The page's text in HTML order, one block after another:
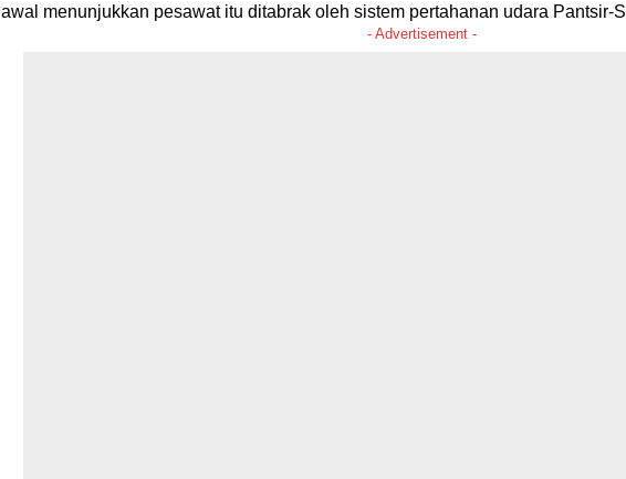
awal menunjukkan pesawat itu ditabrak oleh sistem pertahanan udara Pantsir-
- Advertisement -